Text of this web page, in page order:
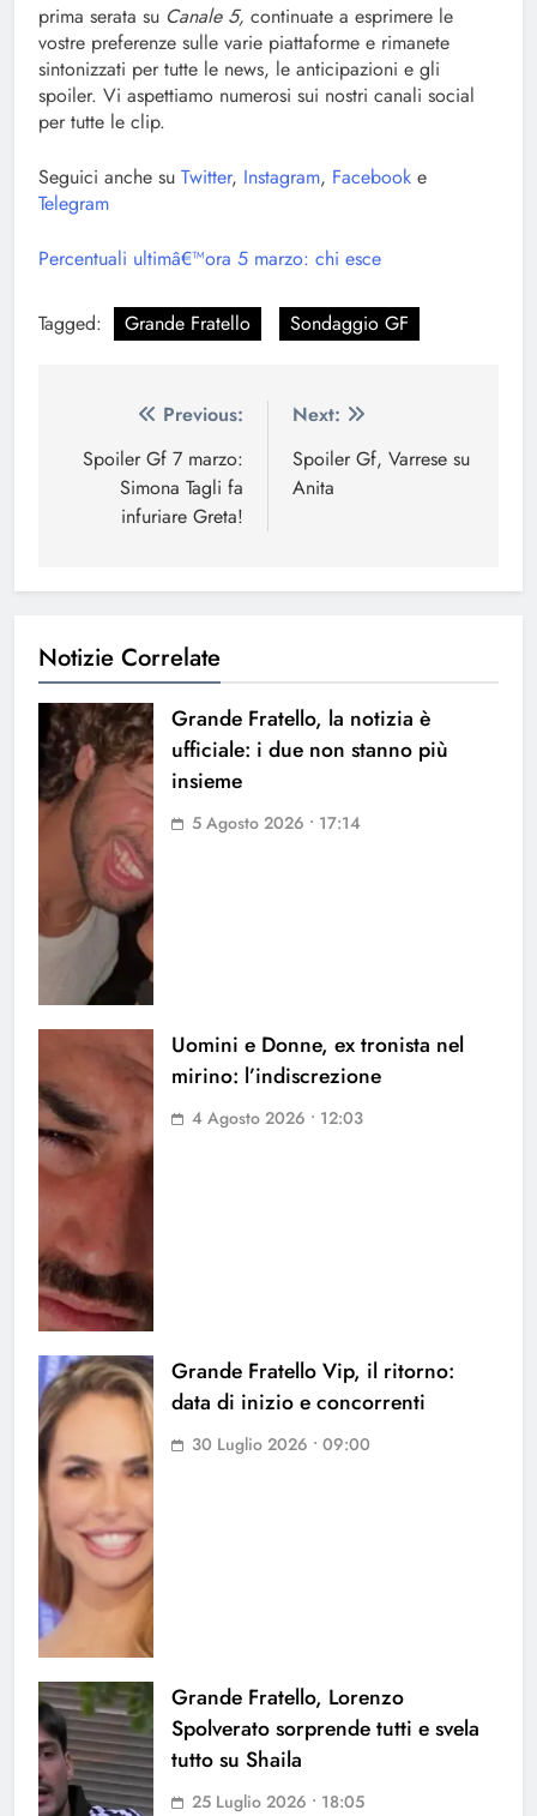
prima serata su Canale 5, continuate a esprimere le
vostre preferenze sulle varie piattaforme e rimanete
sintonizzati per tutte le news, le anticipazioni e gli
spoiler. Vi aspettiamo numerosi sui nostri canali social
per tutte le clip.
Seguici anche su Twitter, Instagram, Facebook e
Telegram
Percentuali ultimâ€™ora 5 marzo: chi esce
Tagged: Grande Fratello Sondaggio GF
Navigazione
articoli
Previous:
Spoiler Gf 7 marzo:
Simona Tagli fa
infuriare Greta!
Next:
Spoiler Gf, Varrese su
Anita
Notizie Correlate
Grande Fratello, la notizia è
ufficiale: i due non stanno più
insieme
5 Agosto 2026 • 17:14
Uomini e Donne, ex tronista nel
mirino: l’indiscrezione
4 Agosto 2026 • 12:03
Grande Fratello Vip, il ritorno:
data di inizio e concorrenti
30 Luglio 2026 • 09:00
Grande Fratello, Lorenzo
Spolverato sorprende tutti e svela
tutto su Shaila
25 Luglio 2026 • 18:05